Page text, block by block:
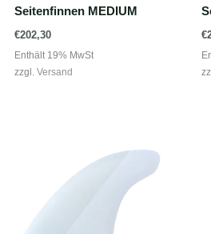
Seitenfinnen MEDIUM
€202,30
Enthält 19% MwSt
zzgl. Versand
€